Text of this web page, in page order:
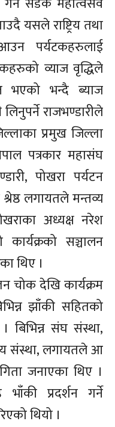
यसले राष्ट्रिय तथा
आउन पर्यटकहरुलाई
व्याज वृद्धिले
भएको भन्दै ब्याज
राजभण्डारीले
प्रमुख जिल्ला
पत्रकार महासंघ
पोखरा पर्यटन
लगायतले मन्तव्य
अध्यक्ष नरेश
कार्यक्रको सञ्चालन
थिए ।
चोक देखि कार्यक्रम
झाँकी सहितको
। बिभिन्न संघ संस्था,
संस्था, लगायतले आ
जनाएका थिए ।
भाँकी प्रदर्शन गर्ने
थियो ।